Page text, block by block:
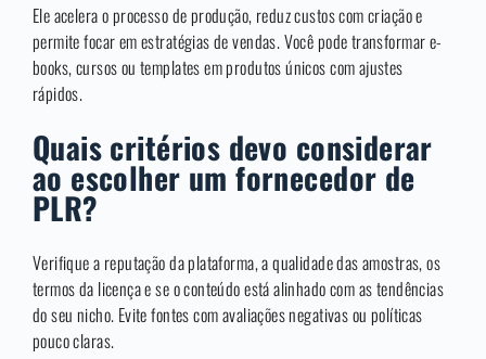
Ele acelera o processo de produção, reduz custos com criação e
permite focar em estratégias de vendas. Você pode transformar e-
books, cursos ou templates em produtos únicos com ajustes
rápidos.
Quais critérios devo considerar
ao escolher um fornecedor de
PLR?
Verifique a reputação da plataforma, a qualidade das amostras, os
termos da licença e se o conteúdo está alinhado com as tendências
do seu nicho. Evite fontes com avaliações negativas ou políticas
pouco claras.